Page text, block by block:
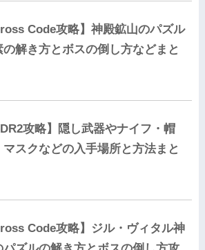
Code攻略】神殿鉱山のパズル
の解き方とボスの倒し方などまと
攻略】隠し武器やナイフ・帽
マスクなどの入手場所と方法まと
Code攻略】ジル・ヴィタル神